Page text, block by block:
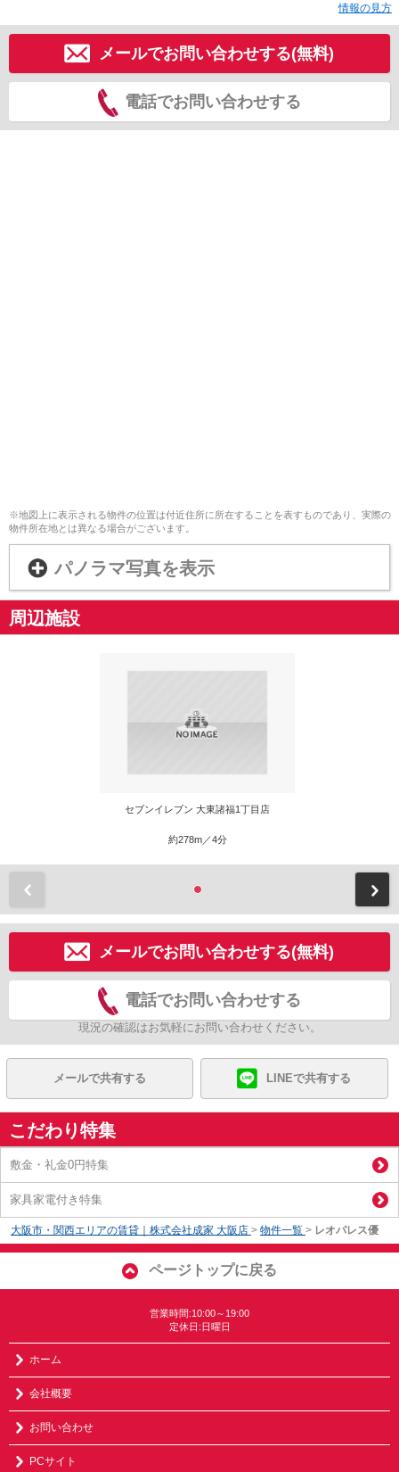
情報の見方
メールでお問い合わせする(無料)
電話でお問い合わせする
※地図上に表示される物件の位置は付近住所に所在することを表すものであり、実際の
物件所在地とは異なる場合がございます。
パノラマ写真を表示
周辺施設
セブンイレブン 大東諸福1丁目店
約278m／4分
メールでお問い合わせする(無料)
電話でお問い合わせする
現況の確認はお気軽にお問い合わせください。
メールで共有する LINEで共有する
こだわり特集
敷金・礼金0円特集
家具家電付き特集
大阪市・関西エリアの賃貸｜株式会社成家 大阪店 > 物件一覧 > レオパレス優
ページトップに戻る
営業時間:10:00～19:00
定休日:日曜日
ホーム
会社概要
お問い合わせ
PCサイト